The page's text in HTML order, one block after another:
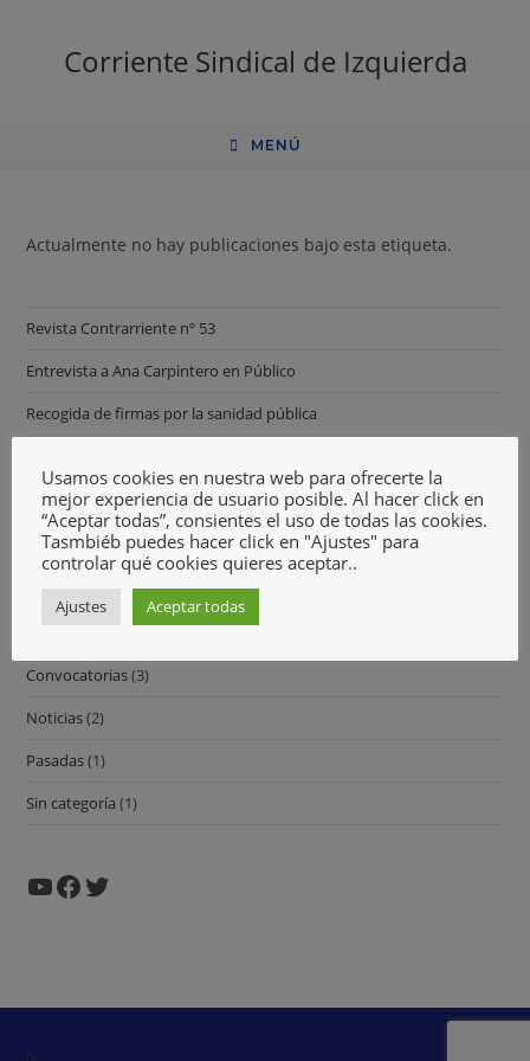
Corriente Sindical de Izquierda
MENÚ
Actualmente no hay publicaciones bajo esta etiqueta.
Revista Contrarriente nº 53
Entrevista a Ana Carpintero en Público
Recogida de firmas por la sanidad pública
Agresión concejal
Comunicados (3)
Contracorriente(1)
Convocatorias(3)
Noticias(2)
Pasadas(1)
Sin categoría (1)
Usamos cookies en nuestra web para ofrecerte la
mejor experiencia de usuario posible. Al hacer click en
“Aceptar todas”, consientes el uso de todas las cookies.
Tasmbiéb puedes hacer click en "Ajustes" para
controlar qué cookies quieres aceptar..
Ajustes Aceptar todas